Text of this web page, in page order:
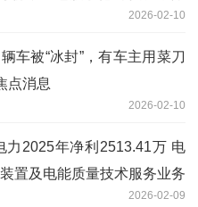
2026-02-10
车被“冰封”，有车主用菜刀
点消息
2026-02-10
力2025年净利2513.41万 电
置及电能质量技术服务业务
2026-02-09